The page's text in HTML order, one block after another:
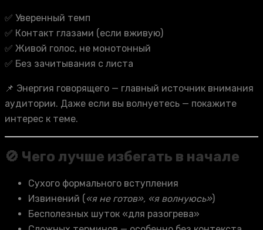
✅ Уверенный темп
✅ Контакт глазами (если вживую)
✅ Живой голос, не монотонный
✅ Без зачитывания с листа
📌 Энергия говорящего — главный источник внимания
аудитории. Даже если вы волнуетесь — покажите
интерес к теме.
🚫 Чего лучше избегать в начале
Сухого формального вступления
Извинений («я не готов», «я волнуюсь»)
Бесполезных шуток «для разогрева»